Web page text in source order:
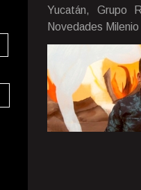
Yucatán, Grupo
Novedades Milenio